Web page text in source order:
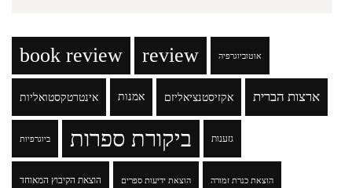
book review review אוטוביוגרפיה
אינטרטקסטואליות אמנות אקזיסטנציאליזם ארצות הברית
ביוגרפיות ביקורת ספרות גזענות
הוצאת הקיבוץ המאוחד הוצאת ידיעות ספרים הוצאת כנרת זמורה